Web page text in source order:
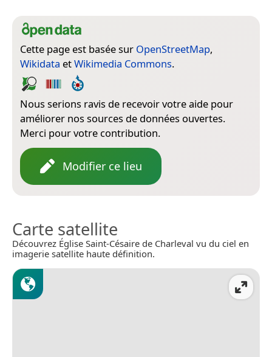
Cette page est basée sur OpenStreetMap,
Wikidata etWikimedia Commons.
Nous serions ravis de recevoir votre aide pour
améliorer nos sources de données ouvertes.
Merci pour votre contribution.
Modifier ce lieu
Carte satellite
Découvrez Église Saint-Césaire de Charleval vu du ciel en
imagerie satellite haute définition.